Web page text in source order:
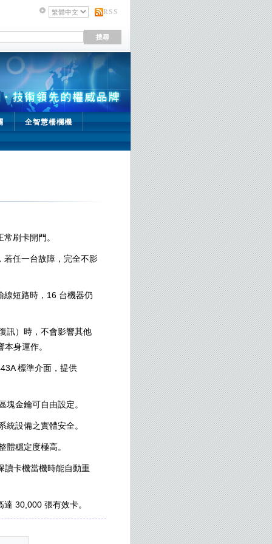
RSS
全智慧柵欄機
刷卡開門。
若任一台故障，完全不影
線短路時，16 台機器仍
訊）時，不會影響其他
身運作。
標準介面，提供
塊金鑰可自由設定。
統設備之實體安全。
體穩定度極高。
讀卡機當機時能自動重
30,000 張有效卡。